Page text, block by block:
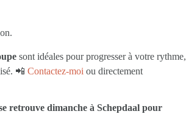
sont idéales pour progresser à votre rythme,
📲 Contactez-moi ou directement
retrouve dimanche à Schepdaal pour